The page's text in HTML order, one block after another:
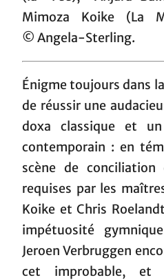
Mimoza Koike (La
© Angela-Sterling.
Énigme toujours dans
de réussir une
doxa classique et
contemporain : en
scène de conciliation
requises par les
Koike et Chris
impétuosité
Jeroen Verbruggen
cet improbable, et